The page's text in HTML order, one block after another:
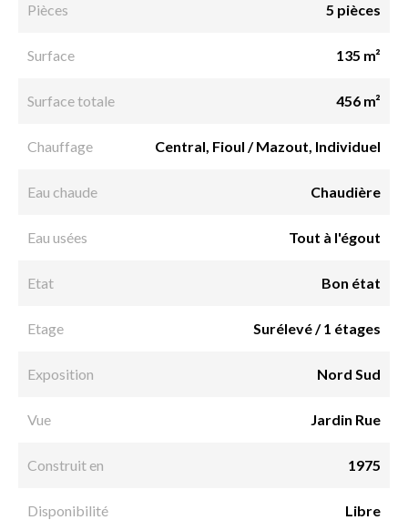
Pièces 5 pièces
Surface 135 m²
Surface totale 456 m²
Chauffage Central, Fioul / Mazout, Individuel
Eau chaude Chaudière
Eau usées Tout à l'égout
Etat Bon état
Etage Surélevé / 1 étages
Exposition Nord Sud
Vue Jardin Rue
Construit en 1975
Disponibilité Libre